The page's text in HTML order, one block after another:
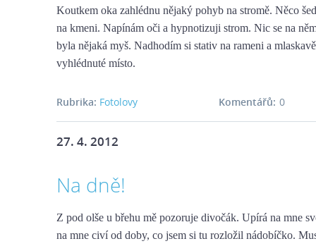
Koutkem oka zahlédnu nějaký pohyb na stromě. Něco
na kmeni. Napínám oči a hypnotizuji strom. Nic se na
byla nějaká myš. Nadhodím si stativ na rameni a
vyhlédnuté místo.
Rubrika: Fotolovy 0
Komentářů:
27. 4. 2012
Na dně!
Z pod olše u břehu mě pozoruje divočák. Upírá na mne
na mne civí od doby, co jsem si tu rozložil nádobíčko.